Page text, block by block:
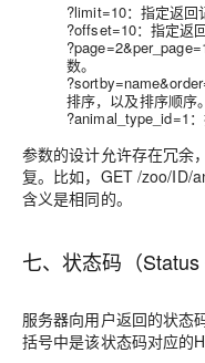
?limit=10：指定返回
?offset=10：指定返
数。
排序，以及排序顺序。
?animal_type_id=1
参数的设计允许存在冗余
复。比如，GET /zoo/ID/
含义是相同的。
七、状态码（Status
服务器向用户返回的状态
括号中是该状态码对应的